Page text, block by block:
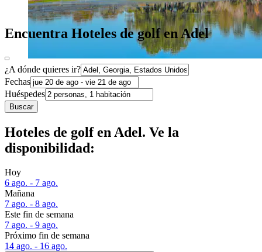
Encuentra Hoteles de golf en Adel
¿A dónde quieres ir?
Fechas
Huéspedes
Buscar
Hoteles de golf en Adel. Ve la
disponibilidad:
Hoy
6 ago. - 7 ago.
Mañana
7 ago. - 8 ago.
Este fin de semana
7 ago. - 9 ago.
Próximo fin de semana
14 ago. - 16 ago.